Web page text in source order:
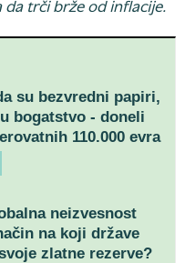
da trči brže od inflacije.
su bezvredni papiri,
bogatstvo - doneli
110.000 evra
neizvesnost
na koji države
zlatne rezerve?